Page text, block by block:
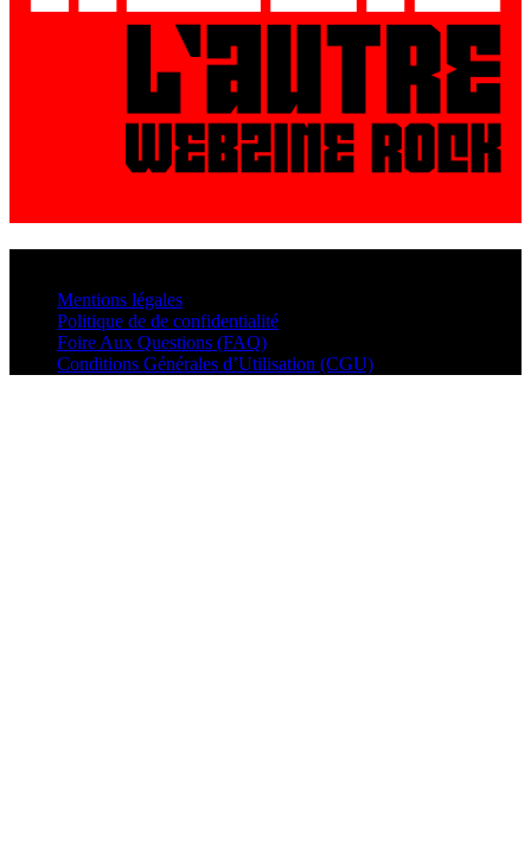
Mentions légales
Politique de de confidentialité
Foire Aux Questions (FAQ)
Conditions Générales d’Utilisation (CGU)